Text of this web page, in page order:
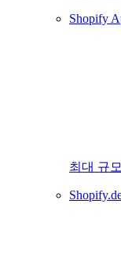
Shopify
최대 규